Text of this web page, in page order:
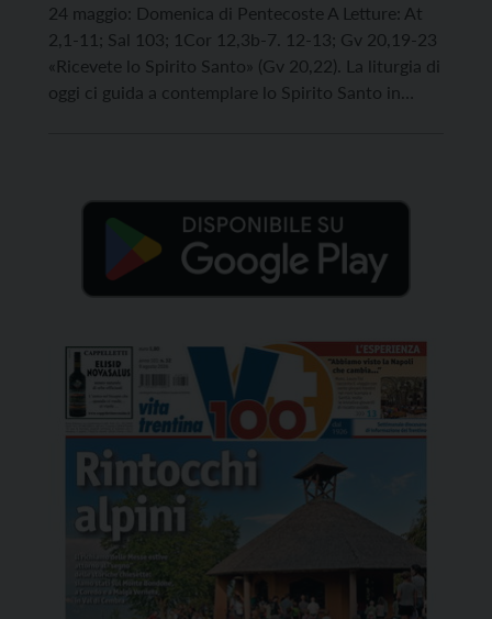
24 maggio: Domenica di Pentecoste A Letture: At
2,1-11; Sal 103; 1Cor 12,3b-7. 12-13; Gv 20,19-23
«Ricevete lo Spirito Santo» (Gv 20,22). La liturgia di
oggi ci guida a contemplare lo Spirito Santo in